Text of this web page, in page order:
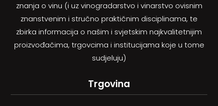
znanja o vinu (i uz vinogradarstvo i vinarstvo ovisnim
znanstvenim i stručno praktičnim disciplinama, te
zbirka informacija o našim i svjetskim najkvalitetnijim
proizvođačima, trgovcima i institucijama koje u tome
sudjeluju)
Trgovina